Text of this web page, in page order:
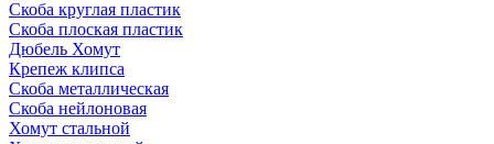
Скоба круглая пластик
Скоба плоская пластик
Дюбель Хомут
Крепеж клипса
Скоба металлическая
Скоба нейлоновая
Хомут стальной